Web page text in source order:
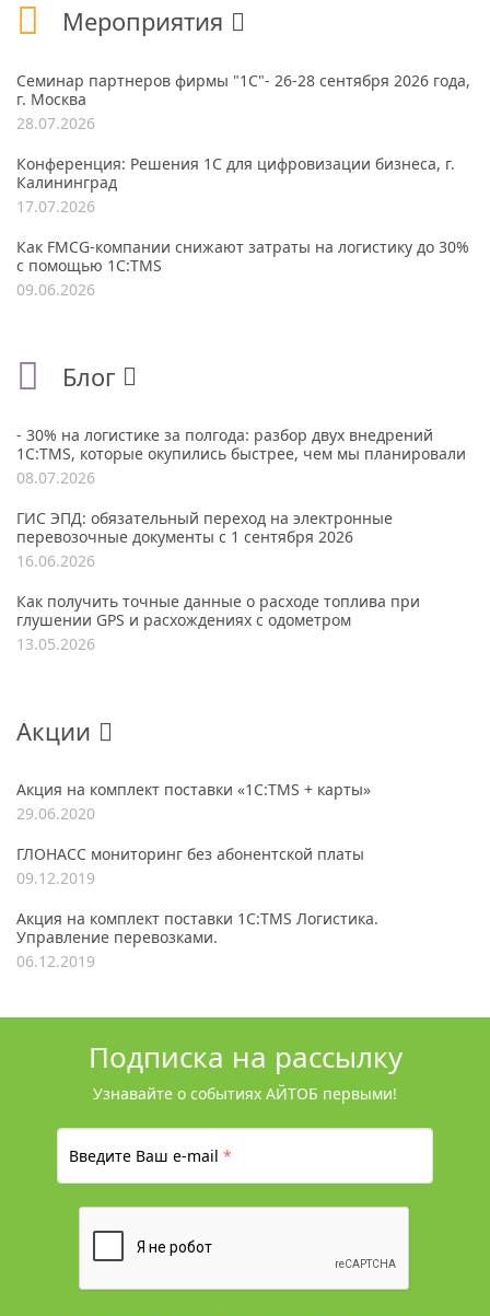
Мероприятия
Семинар партнеров фирмы "1С"- 26-28 сентября 2026 года,
г. Москва
28.07.2026
Конференция: Решения 1С для цифровизации бизнеса, г.
Калининград
17.07.2026
Как FMCG-компании снижают затраты на логистику до 30%
с помощью 1С:TMS
09.06.2026
Блог
- 30% на логистике за полгода: разбор двух внедрений
1С:TMS, которые окупились быстрее, чем мы планировали
08.07.2026
ГИС ЭПД: обязательный переход на электронные
перевозочные документы с 1 сентября 2026
16.06.2026
Как получить точные данные о расходе топлива при
глушении GPS и расхождениях с одометром
13.05.2026
Акции
Акция на комплект поставки «1С:TMS + карты»
29.06.2020
ГЛОНАСС мониторинг без абонентской платы
09.12.2019
Акция на комплект поставки 1С:TMS Логистика.
Управление перевозками.
06.12.2019
Подписка на рассылку
Узнавайте о событиях АЙТОБ первыми!
Введите Ваш e-mail*